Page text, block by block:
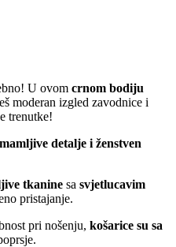
U ovom crnom bodiju
moderan izgled zavodnice i
trenutke!
detalje i ženstven
tkanine sa svjetlucavim
pristajanje.
pri nošenju, košarice su sa